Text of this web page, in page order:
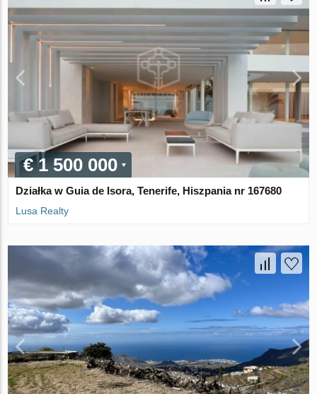
€ 1 500 000
Działka w Guia de Isora, Tenerife, Hiszpania nr 167680
Lusa Realty